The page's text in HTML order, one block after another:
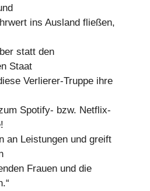
ins Ausland fließen,
statt den
Staat
Verlierer-Truppe ihre
Spotify- bzw. Netflix-
an Leistungen und greift
Frauen und die